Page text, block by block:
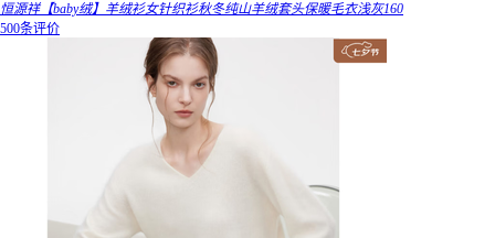
恒源祥【baby绒】羊绒衫女针织衫秋冬纯山羊绒套头保暖毛衣浅灰160
500条评价